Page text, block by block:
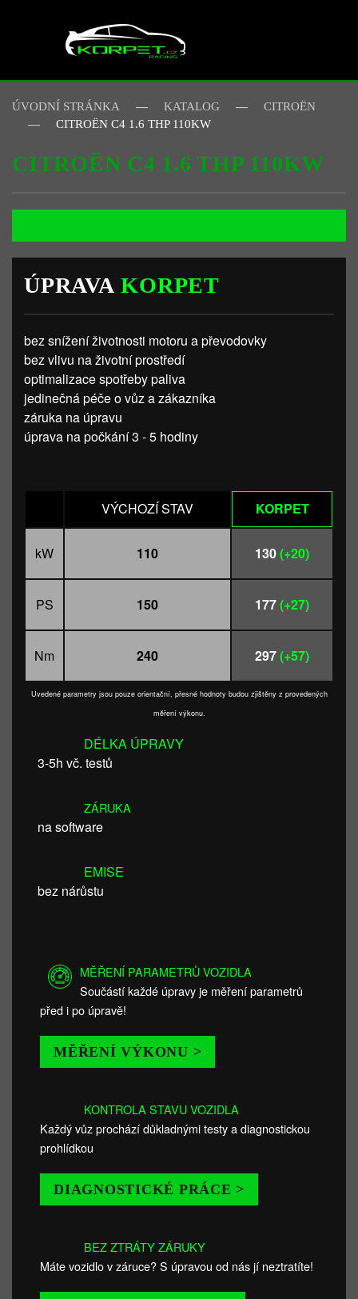
Skip to main content
ÚVODNÍ STRÁNKA KATALOG
CITROËN
CITROËN C4 1.6 THP 110KW
CITROËN C4 1.6 THP 110KW
ÚPRAVAKORPET
bez snížení životnosti motoru a převodovky
bez vlivu na životní prostředí
optimalizace spotřeby paliva
jedinečná péče o vůz a zákazníka
záruka na úpravu
úprava na počkání 3 - 5 hodiny
VÝCHOZÍ STAV KORPET
kW 110 130(+20)
PS 150 177(+27)
Nm 240 297(+57)
Uvedené parametry jsou pouze orientační, přesné hodnoty budou zjištěny z provedených
měření výkonu.
DÉLKA ÚPRAVY
3-5h vč. testů
ZÁRUKA
na software
EMISE
bez nárůstu
MĚŘENÍ PARAMETRŮ VOZIDLA
Součástí každé úpravy je měření parametrů
před i po úpravě!
MĚŘENÍ VÝKONU >
KONTROLA STAVU VOZIDLA
Každý vůz prochází důkladnými testy a diagnostickou
prohlídkou
DIAGNOSTICKÉ PRÁCE >
BEZ ZTRÁTY ZÁRUKY
Máte vozidlo v záruce? S úpravou od nás jí neztratíte!